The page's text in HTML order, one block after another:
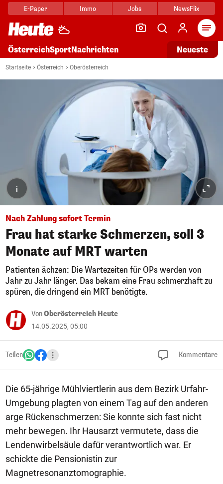
E-Paper Immo Jobs NewsFlix
ÖsterreichSportNachrichten Neueste
Startseite Österreich Oberösterreich
i
Nach Zahlung sofort Termin
Frau hat starke Schmerzen, soll 3
Monate auf MRT warten
Patienten ächzen: Die Wartezeiten für OPs werden von
Jahr zu Jahr länger. Das bekam eine Frau schmerzhaft zu
spüren, die dringend ein MRT benötigte.
VonOberösterreich Heute
14.05.2025, 05:00
Teilen Kommentare
Die 65-jährige Mühlviertlerin aus dem Bezirk Urfahr-
Umgebung plagten von einem Tag auf den anderen
arge Rückenschmerzen: Sie konnte sich fast nicht
mehr bewegen. Ihr Hausarzt vermutete, dass die
Lendenwirbelsäule dafür verantwortlich war. Er
schickte die Pensionistin zur
Magnetresonanztomographie.